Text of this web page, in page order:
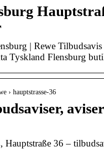
| Rewe
Tyskland Flensburg
› hauptstrasse-36
36 –